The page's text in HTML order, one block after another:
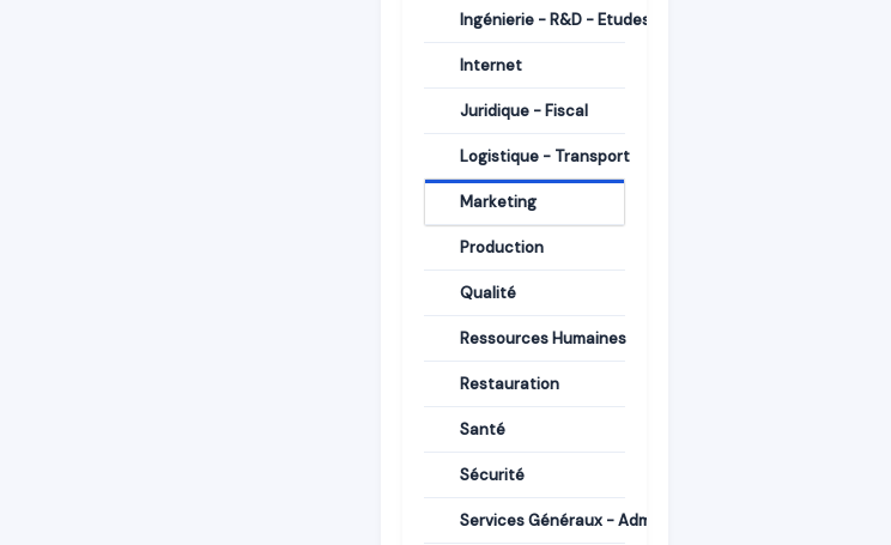
Ingénierie - R&D - Etudes
Internet
Juridique - Fiscal
Logistique - Transport
Marketing
Production
Qualité
Ressources Humaines
Restauration
Santé
Sécurité
Services Généraux - Administration